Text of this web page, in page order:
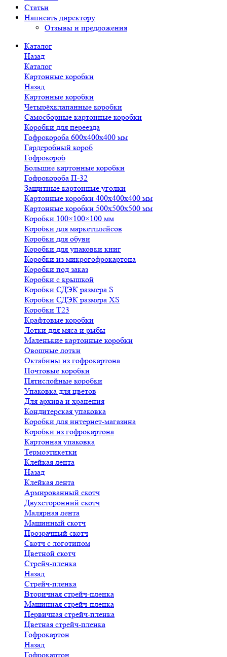
Статьи
Написать директору
Отзывы и предложения
Каталог
Назад
Каталог
Картонные коробки
Назад
Картонные коробки
Четырёхклапанные коробки
Самосборные картонные коробки
Коробки для переезда
Гофрокороба 600х400х400 мм
Гардеробный короб
Гофрокороб
Большие картонные коробки
Гофрокороба П-32
Защитные картонные уголки
Картонные коробки 400х400х400 мм
Картонные коробки 500х500х500 мм
Коробки 100×100×100 мм
Коробки для маркетплейсов
Коробки для обуви
Коробки для упаковки книг
Коробки из микрогофрокартона
Коробки под заказ
Коробки с крышкой
Коробки СДЭК размера S
Коробки СДЭК размера XS
Коробки Т23
Крафтовые коробки
Лотки для мяса и рыбы
Маленькие картонные коробки
Овощные лотки
Октабины из гофрокартона
Почтовые коробки
Пятислойные коробки
Упаковка для цветов
Для архива и хранения
Кондитерская упаковка
Коробки для интернет-магазина
Коробки из гофрокартона
Картонная упаковка
Термоэтикетки
Клейкая лента
Назад
Клейкая лента
Армированный скотч
Двухсторонний скотч
Малярная лента
Машинный скотч
Прозрачный скотч
Скотч с логотипом
Цветной скотч
Стрейч-пленка
Назад
Стрейч-пленка
Вторичная стрейч-пленка
Машинная стрейч-пленка
Первичная стрейч-пленка
Цветная стрейч-пленка
Гофрокартон
Назад
Гофрокартон